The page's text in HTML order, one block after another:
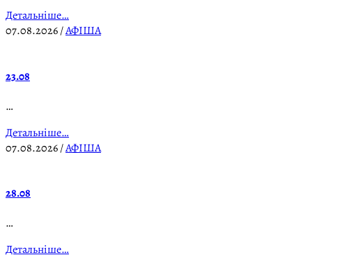
Детальніше…
07.08.2026/АФІША
23.08
…
Детальніше…
07.08.2026/АФІША
28.08
…
Детальніше…